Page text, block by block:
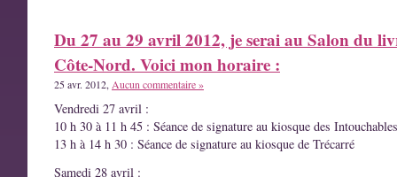
Du 27 au 29 avril 2012, je serai au Salon du
Côte-Nord. Voici mon horaire :
25 avr. 2012, Aucun commentaire »
Vendredi 27 avril :
10 h 30 à 11 h 45 : Séance de signature au kiosque des Intouchables
13 h à 14 h 30 : Séance de signature au kiosque de Trécarré
Samedi 28 avril :